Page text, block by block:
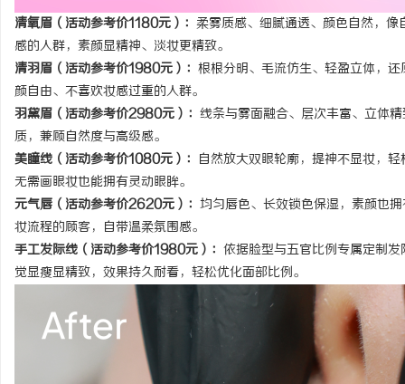
清氧眉（活动参考价1180元）： 柔雾质感、细腻通透、颜色自然，
感的人群，素颜显精神、淡妆更精致。
清羽眉（活动参考价1980元）： 根根分明、毛流仿生、轻盈立体，
颜自由、不喜欢妆感过重的人群。
羽黛眉（活动参考价2980元）： 线条与雾面融合、层次丰富、立体
质，兼顾自然度与高级感。
美瞳线（活动参考价1080元）：
自然放大双眼轮廓，提神不显妆，
无需画眼妆也能拥有灵动眼眸。
元气唇（活动参考价2620元）： 均匀唇色、长效锁色保湿，素颜也
妆流程的顾客，自带温柔氛围感。
手工发际线（活动参考价1980元）： 依据脸型与五官比例专属定制
觉显瘦显精致，效果持久耐看，轻松优化面部比例。